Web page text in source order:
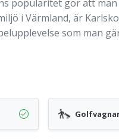
popularitet gör att
i Värmland, är
som man